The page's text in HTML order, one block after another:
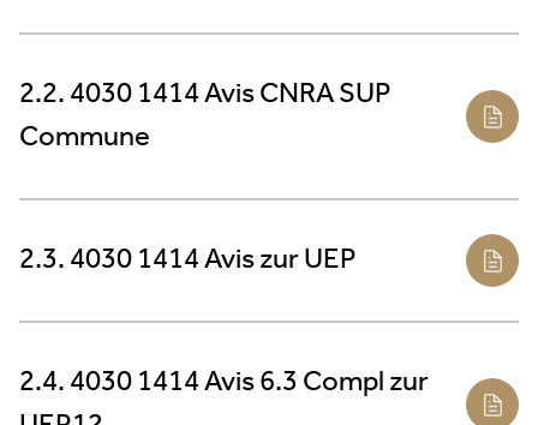
2.2. 4030 1414 Avis CNRA SUP
Commune
2.3. 4030 1414 Avis zur UEP
2.4. 4030 1414 Avis 6.3 Compl zur